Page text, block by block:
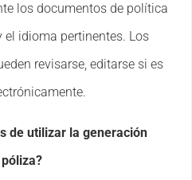
los documentos de política
idioma pertinentes. Los
revisarse, editarse si es
de utilizar la generación